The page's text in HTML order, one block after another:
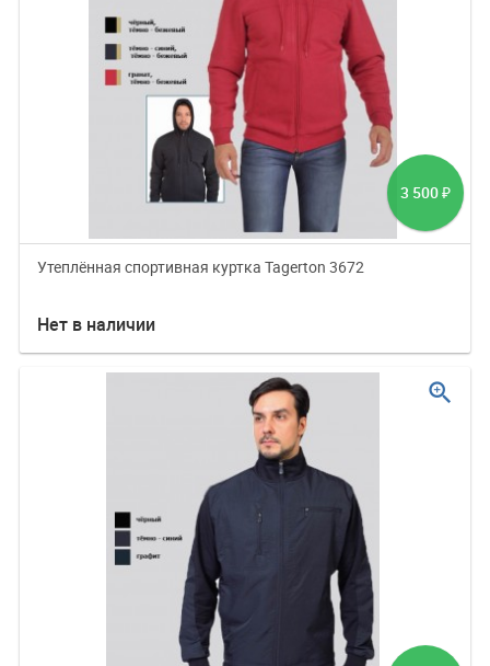
3 500 ₽
Утеплённая спортивная куртка Tagerton 3672
Нет в наличии
zoom_in